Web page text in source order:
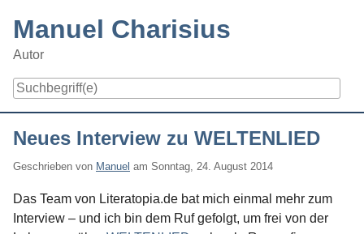
content
Manuel Charisius
Autor
Neues Interview zu WELTENLIED
Geschrieben von Manuel am Sonntag, 24. August 2014
Das Team von Literatopia.de bat mich einmal mehr zum
Interview – und ich bin dem Ruf gefolgt, um frei von der